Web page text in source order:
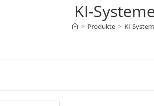
KI-
> Produkte > KI-